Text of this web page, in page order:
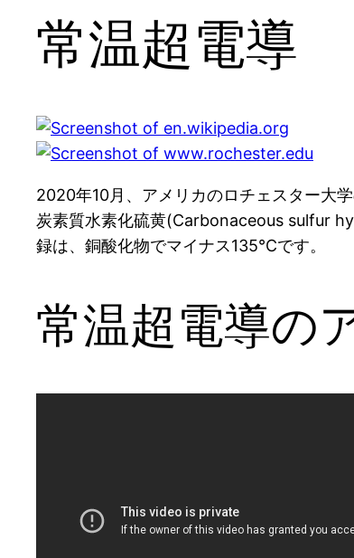
常温超電導
2020年10月、アメリカのロチェスター大
炭素質水素化硫黄(Carbonaceous sulfur
録は、銅酸化物でマイナス135℃です。
常温超電導の